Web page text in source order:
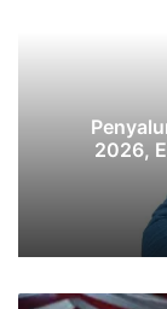
2026,
Menteri